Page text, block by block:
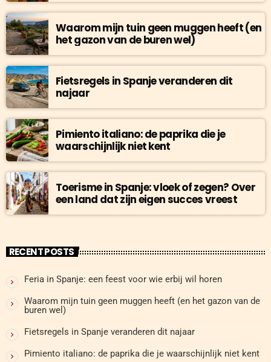
Waarom mijn tuin geen muggen heeft (en
het gazon van de buren wel)
Fietsregels in Spanje veranderen dit
najaar
Pimiento italiano: de paprika die je
waarschijnlijk niet kent
Toerisme in Spanje: vloek of zegen? Over
een land dat zijn eigen succes vreest
RECENT POSTS
Feria in Spanje: een feest voor wie erbij wil horen
Waarom mijn tuin geen muggen heeft (en het gazon van de
buren wel)
Fietsregels in Spanje veranderen dit najaar
Pimiento italiano: de paprika die je waarschijnlijk niet kent